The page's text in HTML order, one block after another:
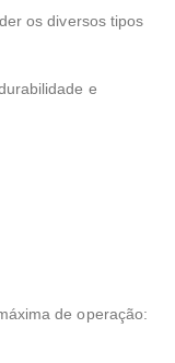
os diversos tipos
e
de operação: